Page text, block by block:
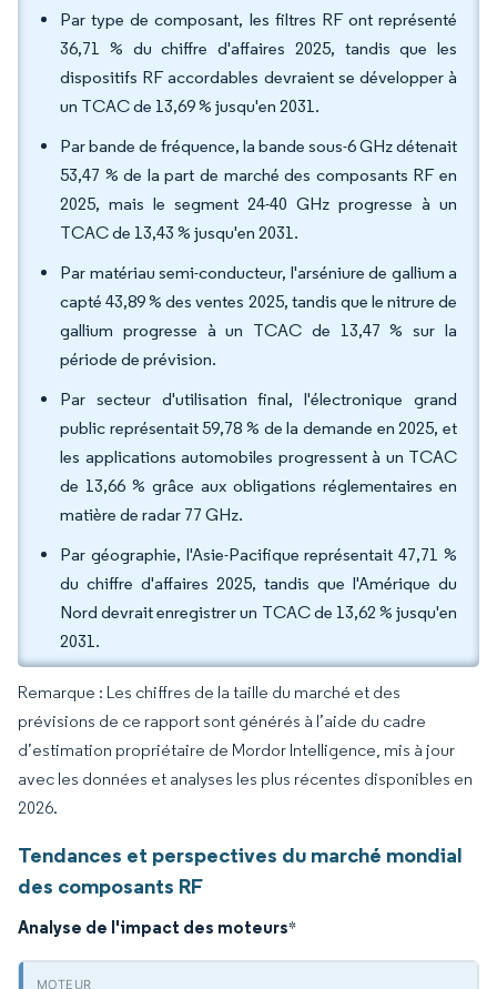
Par type de composant, les filtres RF ont représenté
36,71 % du chiffre d'affaires 2025, tandis que les
dispositifs RF accordables devraient se développer à
un TCAC de 13,69 % jusqu'en 2031.
Par bande de fréquence, la bande sous-6 GHz détenait
53,47 % de la part de marché des composants RF en
2025, mais le segment 24-40 GHz progresse à un
TCAC de 13,43 % jusqu'en 2031.
Par matériau semi-conducteur, l'arséniure de gallium a
capté 43,89 % des ventes 2025, tandis que le nitrure de
gallium progresse à un TCAC de 13,47 % sur la
période de prévision.
Par secteur d'utilisation final, l'électronique grand
public représentait 59,78 % de la demande en 2025, et
les applications automobiles progressent à un TCAC
de 13,66 % grâce aux obligations réglementaires en
matière de radar 77 GHz.
Par géographie, l'Asie-Pacifique représentait 47,71 %
du chiffre d'affaires 2025, tandis que l'Amérique du
Nord devrait enregistrer un TCAC de 13,62 % jusqu'en
2031.
Remarque : Les chiffres de la taille du marché et des
prévisions de ce rapport sont générés à l’aide du cadre
d’estimation propriétaire de Mordor Intelligence, mis à jour
avec les données et analyses les plus récentes disponibles en
2026.
Tendances et perspectives du marché mondial
des composants RF
Analyse de l'impact des moteurs*